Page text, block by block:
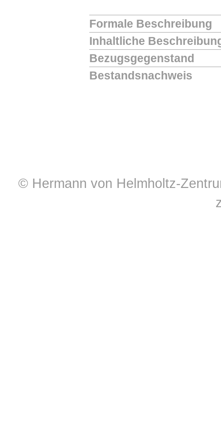
Formale Beschreibung
Inhaltliche
Bezugsgegenstand
Bestandsnachweis
© Hermann von Helmholtz-